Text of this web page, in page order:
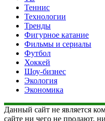
Теннис
Технологии
Тренды
Фигурное катание
Фильмы и сериалы
Футбол
Хоккей
Шоу-бизнес
Экология
Экономика
Данный сайт не является
сайте ни чего не продают,